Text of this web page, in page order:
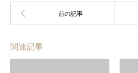
関連記事